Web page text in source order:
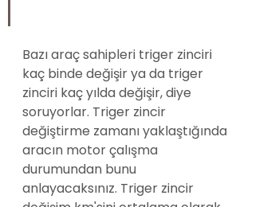
Bazı araç sahipleri triger zinciri
kaç binde değişir ya da triger
zinciri kaç yılda değişir, diye
soruyorlar. Triger zincir
değiştirme zamanı yaklaştığında
aracın motor çalışma
durumundan bunu
anlayacaksınız. Triger zincir